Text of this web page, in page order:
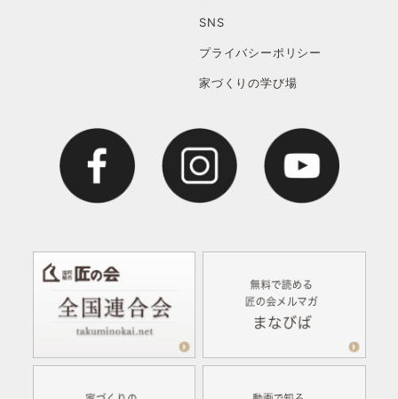
SNS
プライバシーポリシー
家づくりの学び場